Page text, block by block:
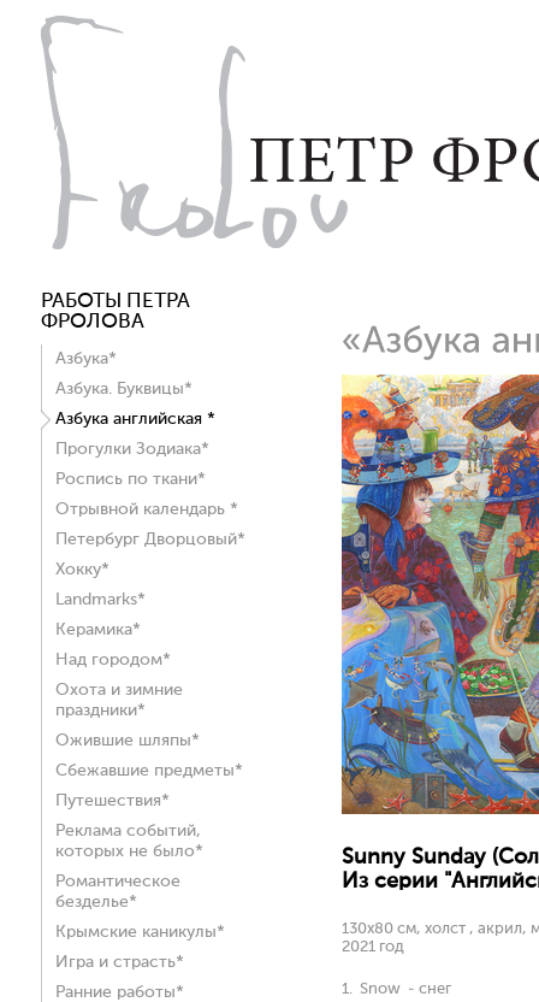
РАБОТЫ ПЕТРА
ФРОЛОВА
Азбука*
Азбука. Буквицы*
Азбука английская *
Прогулки Зодиака*
Роспись по ткани*
Отрывной календарь *
Петербург Дворцовый*
Хокку*
Landmarks*
Керамика*
Над городом*
Охота и зимние
праздники*
Ожившие шляпы*
Сбежавшие предметы*
Путешествия*
Реклама событий,
которых не было*
Романтическое
безделье*
Крымские каникулы*
Игра и страсть*
Ранние работы*
Sunny Sunday
Из серии
130х80 см, холст , акрил,
2021 год
1. Snow - снег